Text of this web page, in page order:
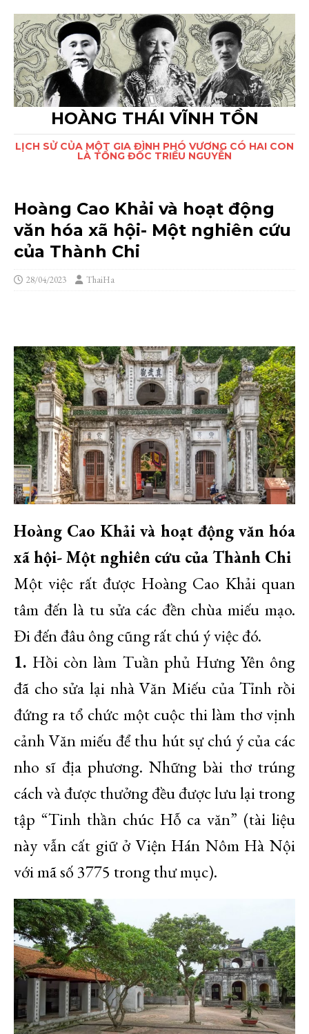
HOÀNG THÁI VĨNH TỒN
LỊCH SỬ CỦA MỘT GIA ĐÌNH PHÓ VƯƠNG CÓ HAI CON
LÀ TỔNG ĐỐC TRIỀU NGUYỄN
Hoàng Cao Khải và hoạt động
văn hóa xã hội- Một nghiên cứu
của Thành Chi
28/04/2023 ThaiHa
Hoàng Cao Khải và hoạt động văn hóa
xã hội- Một nghiên cứu của Thành Chi
Một việc rất được Hoàng Cao Khải quan
tâm đến là tu sửa các đền chùa miếu mạo.
Đi đến đâu ông cũng rất chú ý việc đó.
1. Hồi còn làm Tuần phủ Hưng Yên ông
đã cho sửa lại nhà Văn Miếu của Tỉnh rồi
đứng ra tổ chức một cuộc thi làm thơ vịnh
cảnh Văn miếu để thu hút sự chú ý của các
nho sĩ địa phương. Những bài thơ trúng
cách và được thưởng đều được lưu lại trong
tập “Tinh thần chúc Hỗ ca văn” (tài liệu
này vẫn cất giữ ở Viện Hán Nôm Hà Nội
với mã số 3775 trong thư mục).